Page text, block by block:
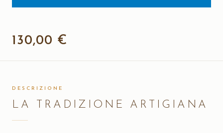
130,00 €
DESCRIZIONE
LA TRADIZIONE ARTIGIANA